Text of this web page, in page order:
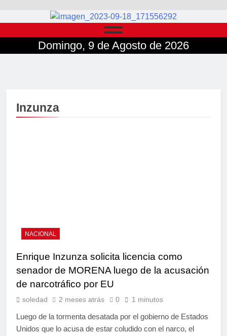
Domingo, 9 de Agosto de 2026
Inzunza
NACIONAL
Enrique Inzunza solicita licencia como
senador de MORENA luego de la acusación
de narcotráfico por EU
soledad 2 meses atrás 0 1 minutos
Luego de la tormenta desatada por el gobierno de Estados
Unidos que lo acusa de estar coludido con el narco, el